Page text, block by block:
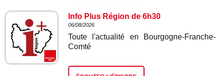
Info Plus Région de 6h30
06/08/2026
Toute l'actualité en Bourgogne-Franche-
Comté